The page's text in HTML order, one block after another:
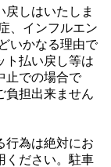
戻しはいたしま
、インフルエン
いかなる理由で
ト払い戻し等は
止での場合で
負担出来ません
行為は絶対にお
ください。駐車